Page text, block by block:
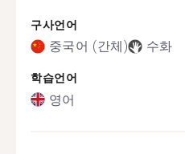
구사언어
중국어 (간체) 수화
학습언어
영어